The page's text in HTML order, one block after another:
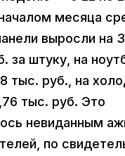
месяца
выросли на
за штуку, на
тыс. руб., на
тыс. руб. Это
невиданным
по